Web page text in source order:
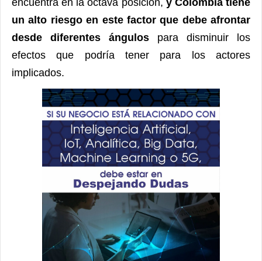
encuentra en la octava posición, y Colombia tiene
un alto riesgo en este factor que debe afrontar
desde diferentes ángulos para disminuir los
efectos que podría tener para los actores
implicados.